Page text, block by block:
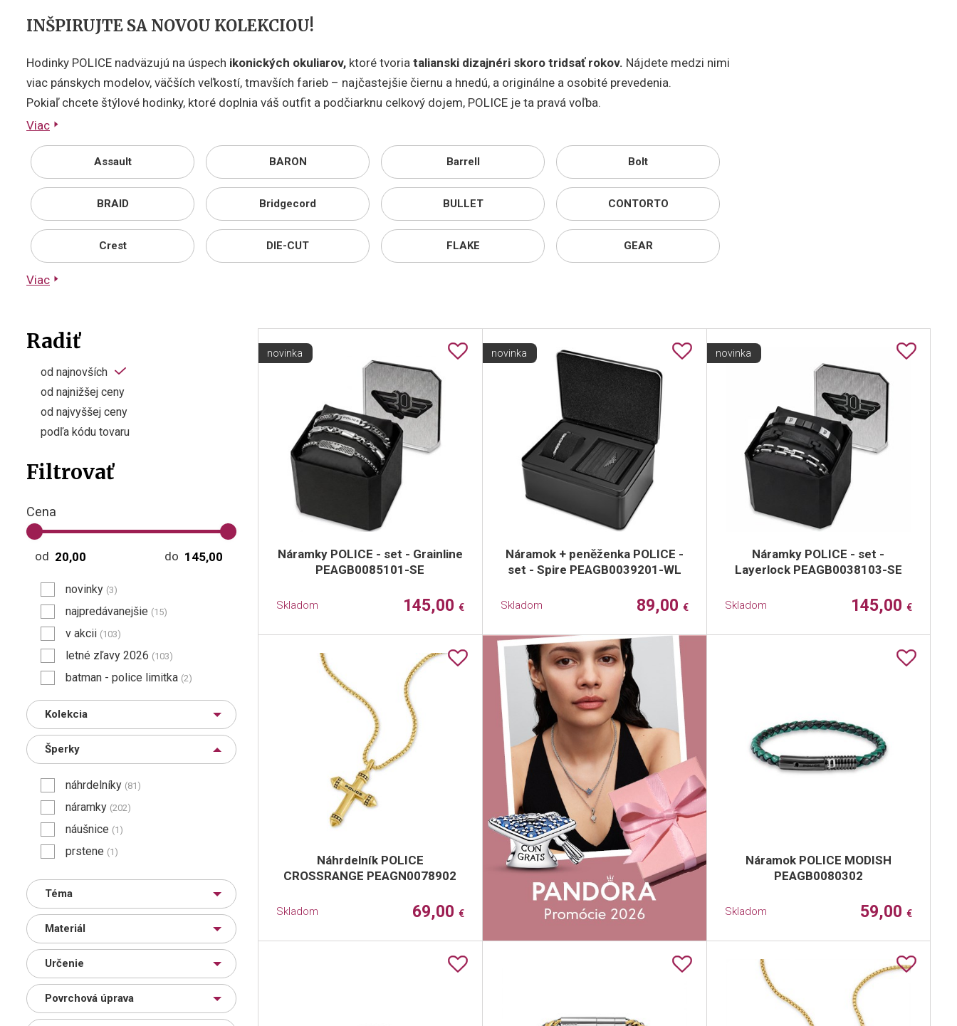
INŠPIRUJTE SA NOVOU KOLEKCIOU!
Hodinky POLICE nadväzujú na úspech ikonických okuliarov, ktoré tvoria talianski dizajnéri skoro tridsať rokov. Nájdete medzi nimi
viac pánskych modelov, väčších veľkostí, tmavších farieb – najčastejšie čiernu a hnedú, a originálne a osobité prevedenia.
Pokiaľ chcete štýlové hodinky, ktoré doplnia váš outfit a podčiarknu celkový dojem, POLICE je ta pravá voľba.
Viac
Assault BARON Barrell Bolt
BRAID Bridgecord BULLET CONTORTO
Crest DIE-CUT FLAKE GEAR
Viac
Radiť
od najnovších
od najnižšej ceny
od najvyššej ceny
podľa kódu tovaru
Filtrovať
Cena
od do
novinky (3)
najpredávanejšie (15)
v akcii (103)
letné zľavy 2026 (103)
batman - police limitka (2)
Kolekcia
Šperky
náhrdelníky (81)
náramky (202)
náušnice (1)
prstene (1)
Téma
Materiál
Určenie
Povrchová úprava
Náramky POLICE - set - Grainline
PEAGB0085101-SE
novinka
Skladom 145,00 €
Náramok + peněženka POLICE -
set - Spire PEAGB0039201-WL
novinka
Skladom 89,00 €
Náramky POLICE - set -
Layerlock PEAGB0038103-SE
novinka
Skladom 145,00 €
Náhrdelník POLICE
CROSSRANGE PEAGN0078902
Skladom 69,00 €
Náramok POLICE MODISH
PEAGB0080302
Skladom 59,00 €